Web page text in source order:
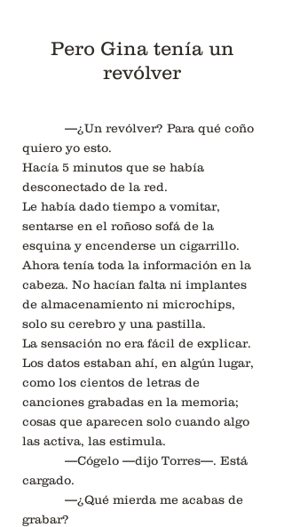
Pero Gina tenía un
revólver
—¿Un revólver? Para qué coño
quiero yo esto.
Hacía 5 minutos que se había
desconectado de la red.
Le había dado tiempo a vomitar,
sentarse en el roñoso sofá de la
esquina y encenderse un cigarrillo.
Ahora tenía toda la información en la
cabeza. No hacían falta ni implantes
de almacenamiento ni microchips,
solo su cerebro y una pastilla.
La sensación no era fácil de explicar.
Los datos estaban ahí, en algún lugar,
como los cientos de letras de
canciones grabadas en la memoria;
cosas que aparecen solo cuando algo
las activa, las estimula.
—Cógelo —dijo Torres—. Está
cargado.
—¿Qué mierda me acabas de
grabar?